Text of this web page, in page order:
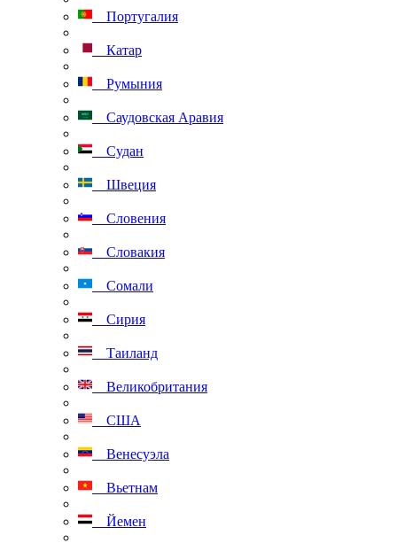
Португалия
Катар
Румыния
Саудовская Аравия
Судан
Швеция
Словения
Словакия
Сомали
Сирия
Таиланд
Великобритания
США
Венесуэла
Вьетнам
Йемен